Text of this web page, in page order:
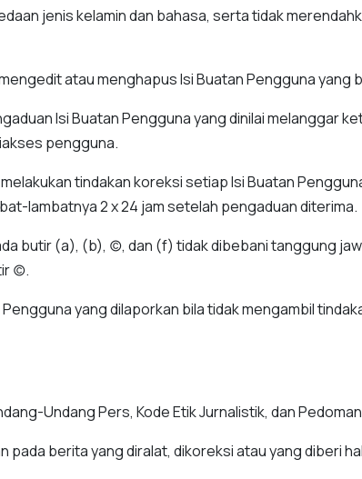
jenis kelamin dan bahasa, serta tidak
atau menghapus Isi Buatan Pengguna yang
Isi Buatan Pengguna yang dinilai melanggar
pengguna.
tindakan koreksi setiap Isi Buatan
lambatnya 2 x 24 jam setelah pengaduan diterima.
butir (a), (b), (c), dan (f) tidak dibebani tanggung
(c).
yang dilaporkan bila tidak mengambil
Undang Pers, Kode Etik Jurnalistik, dan
pada berita yang diralat, dikoreksi atau yang diberi